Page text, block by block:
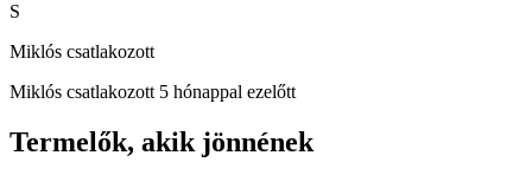
S
Miklós csatlakozott
Miklós csatlakozott 5 hónappal ezelőtt
Termelők, akik jönnének